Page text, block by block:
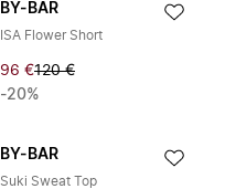
BY-BAR
ISA Flower Short
96 €120 €
-20%
BY-BAR
Suki Sweat Top